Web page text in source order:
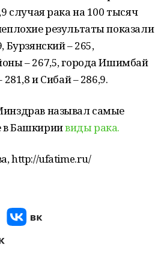
случая рака на 100 тысяч
результаты показали
Бурзянский – 265,
– 267,5, города Ишимбай
и Сибай – 286,9.
называл самые
в Башкириивиды рака.
http://ufatime.ru/